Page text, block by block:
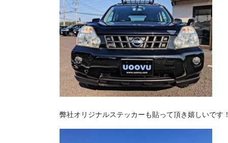
弊社オリジナルステッカーも貼って頂き嬉しいです